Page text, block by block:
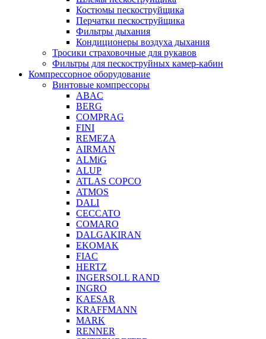
Костюмы пескоструйщика
Перчатки пескоструйщика
Фильтры дыхания
Кондиционеры воздуха дыхания
Тросики страховочные для рукавов
Фильтры для пескоструйных камер-кабин
Компрессорное оборудование
Винтовые компрессоры
ABAC
BERG
COMPRAG
FINI
REMEZA
AIRMAN
ALMiG
ALUP
ATLAS COPCO
ATMOS
DALI
CECCATO
COMARO
DALGAKIRAN
EKOMAK
FIAC
HERTZ
INGERSOLL RAND
INGRO
KAESAR
KRAFFMANN
MARK
RENNER